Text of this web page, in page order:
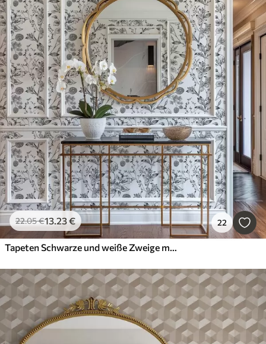
22.05€13.23€ 22
Tapeten Schwarze und weiße Zweige mit Blättern auf weißem Hintergrund